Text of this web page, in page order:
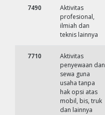
7490
Aktivitas
profesional,
ilmiah dan
teknis lainnya
7710
Aktivitas
penyewaan dan
sewa guna
usaha tanpa
hak opsi atas
mobil, bis, truk
dan lainnya